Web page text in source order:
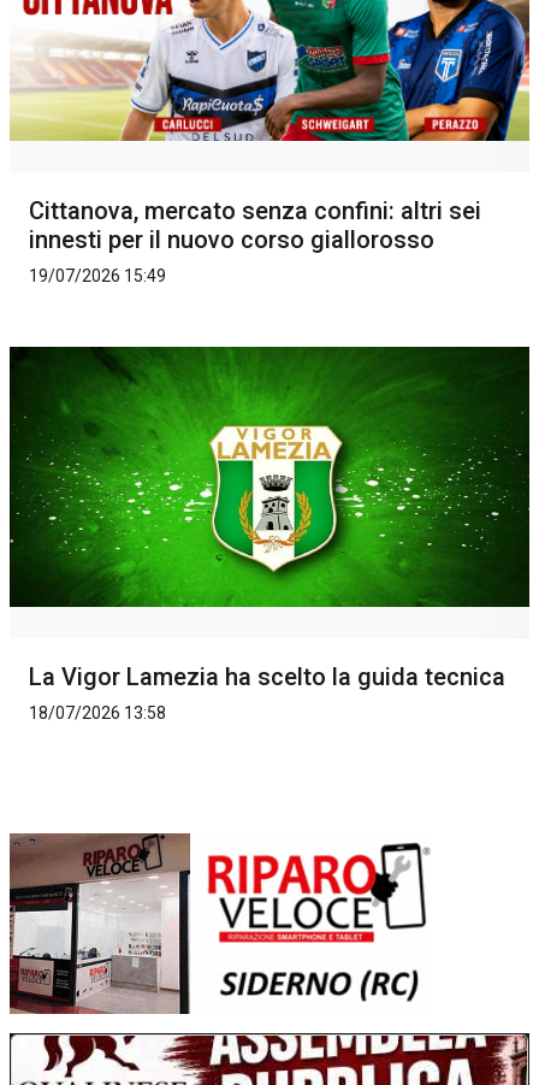
Cittanova, mercato senza confini: altri sei
innesti per il nuovo corso giallorosso
19/07/2026 15:49
La Vigor Lamezia ha scelto la guida tecnica
18/07/2026 13:58